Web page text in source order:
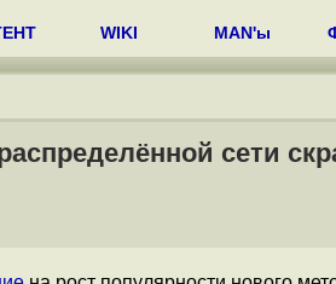
WIKI MAN'ы
сети